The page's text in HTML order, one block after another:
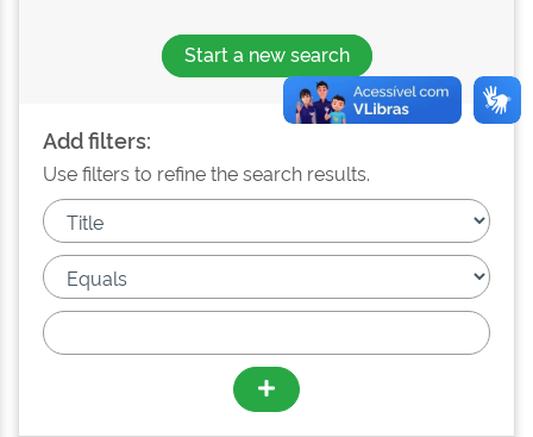
Start a new search
Add filters:
Use filters to refine the search results.